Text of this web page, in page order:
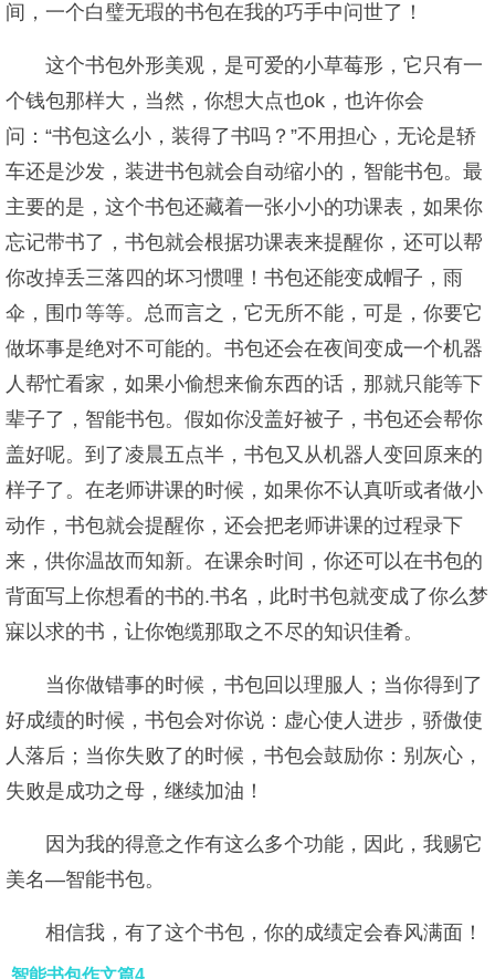
间，一个白璧无瑕的书包在我的巧手中问世了！
这个书包外形美观，是可爱的小草莓形，它只有一
个钱包那样大，当然，你想大点也ok，也许你会
问：“书包这么小，装得了书吗？”不用担心，无论是轿
车还是沙发，装进书包就会自动缩小的，智能书包。最
主要的是，这个书包还藏着一张小小的功课表，如果你
忘记带书了，书包就会根据功课表来提醒你，还可以帮
你改掉丢三落四的坏习惯哩！书包还能变成帽子，雨
伞，围巾等等。总而言之，它无所不能，可是，你要它
做坏事是绝对不可能的。书包还会在夜间变成一个机器
人帮忙看家，如果小偷想来偷东西的话，那就只能等下
辈子了，智能书包。假如你没盖好被子，书包还会帮你
盖好呢。到了凌晨五点半，书包又从机器人变回原来的
样子了。在老师讲课的时候，如果你不认真听或者做小
动作，书包就会提醒你，还会把老师讲课的过程录下
来，供你温故而知新。在课余时间，你还可以在书包的
背面写上你想看的书的.书名，此时书包就变成了你么梦
寐以求的书，让你饱缆那取之不尽的知识佳肴。
当你做错事的时候，书包回以理服人；当你得到了
好成绩的时候，书包会对你说：虚心使人进步，骄傲使
人落后；当你失败了的时候，书包会鼓励你：别灰心，
失败是成功之母，继续加油！
因为我的得意之作有这么多个功能，因此，我赐它
美名—智能书包。
相信我，有了这个书包，你的成绩定会春风满面！
智能书包作文篇4